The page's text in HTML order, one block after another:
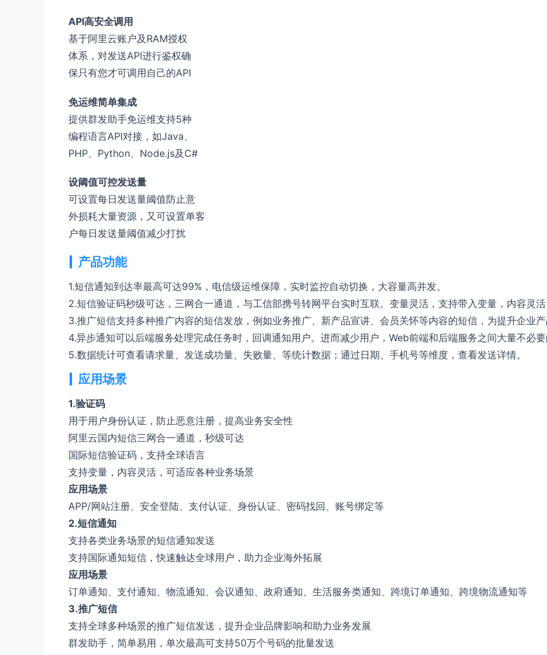
API高安全调用
基于阿里云账户及RAM授权
体系，对发送API进行鉴权确
保只有您才可调用自己的API
免运维简单集成
提供群发助手免运维支持5种
编程语言API对接，如Java、
PHP、Python、Node.js及C#
设阈值可控发送量
可设置每日发送量阈值防止意
外损耗大量资源，又可设置单客
户每日发送量阈值减少打扰
产品功能
1.短信通知到达率最高可达99%，电信级运维保障，实时监控自动切换，大容量高并发。
2.短信验证码秒级可达，三网合一通道，与工信部携号转网平台实时互联。变量灵活，支持带入变量，内容灵
3.推广短信支持多种推广内容的短信发放，例如业务推广、新产品宣讲、会员关怀等内容的短信，为提升企业
4.异步通知可以后端服务处理完成任务时，回调通知用户。进而减少用户，Web前端和后端服务之间大量不必
5.数据统计可查看请求量、发送成功量、失败量、等统计数据；通过日期、手机号等维度，查看发送详情。
应用场景
1.验证码
用于用户身份认证，防止恶意注册，提高业务安全性
阿里云国内短信三网合一通道，秒级可达
国际短信验证码，支持全球语言
支持变量，内容灵活，可适应各种业务场景
应用场景
APP/网站注册、安全登陆、支付认证、身份认证、密码找回、账号绑定等
2.短信通知
支持各类业务场景的短信通知发送
支持国际通知短信，快速触达全球用户，助力企业海外拓展
应用场景
订单通知、支付通知、物流通知、会议通知、政府通知、生活服务类通知、跨境订单通知、跨境物流通知等
3.推广短信
支持全球多种场景的推广短信发送，提升企业品牌影响和助力业务发展
群发助手，简单易用，单次最高可支持50万个号码的批量发送